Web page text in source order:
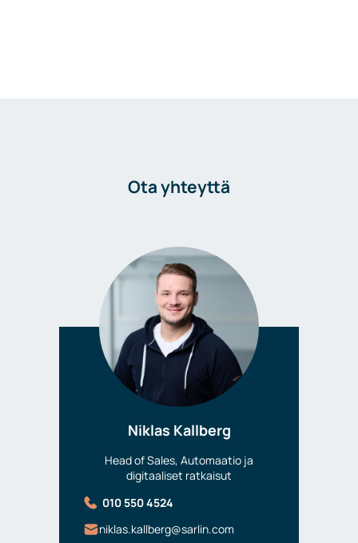
Ota yhteyttä
Niklas Kallberg
Head of Sales, Automaatio ja
digitaaliset ratkaisut
010 550 4524
niklas.kallberg@sarlin.com